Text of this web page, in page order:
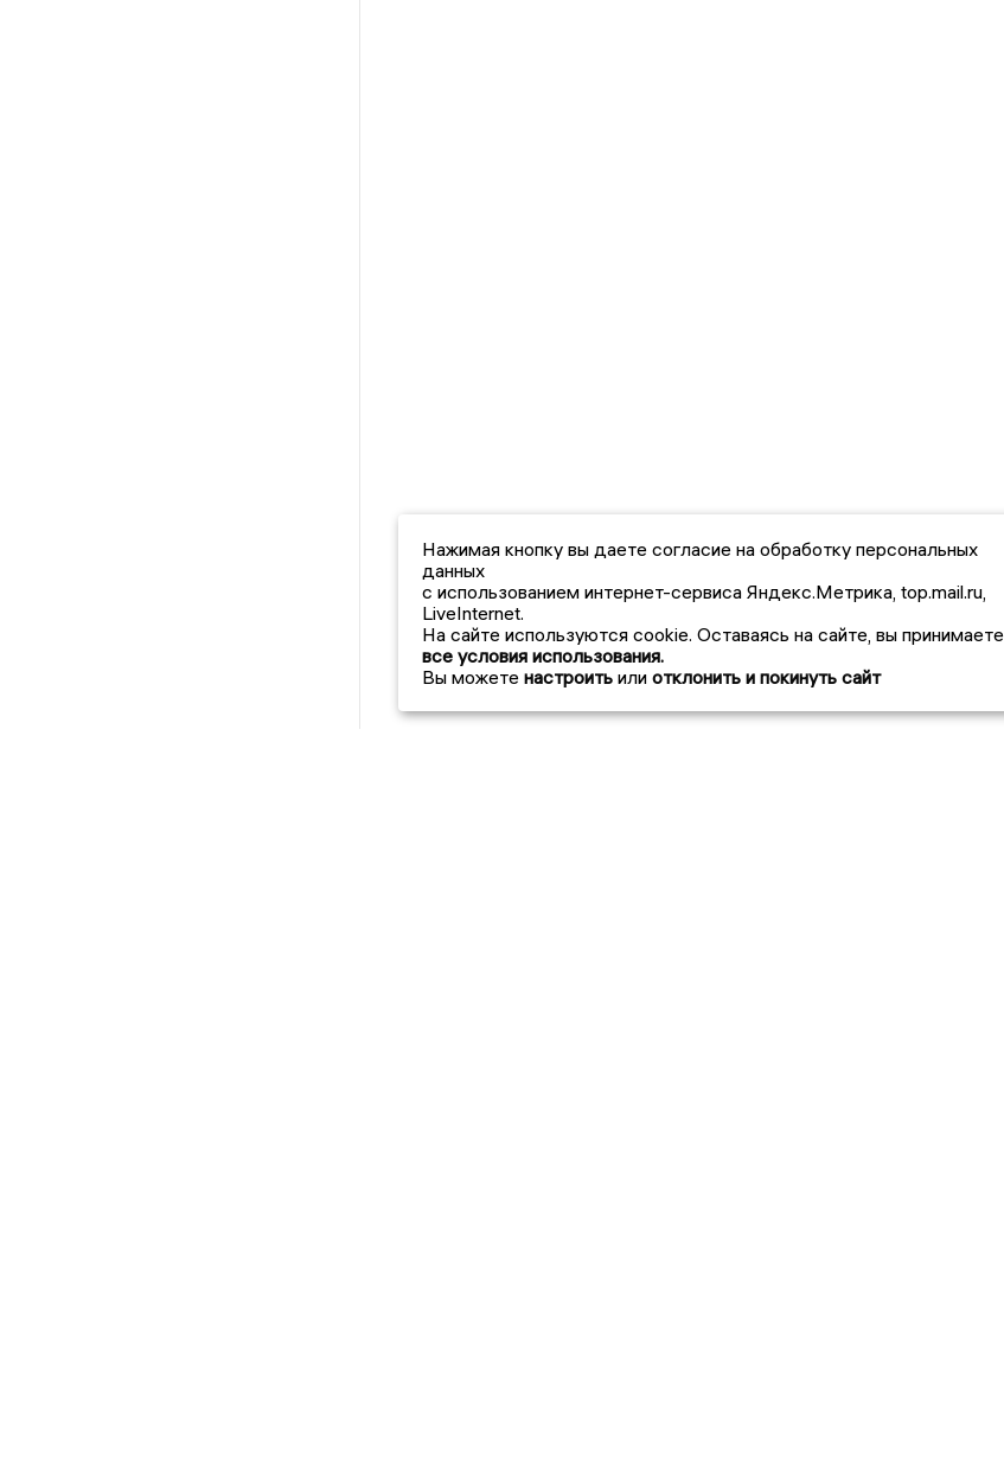
Нажимая кнопку вы даете согласие на обработку персональных
данных
с использованием интернет-сервиса Яндекс.Метрика, top.mail.ru,
LiveInternet.
На сайте используются cookie. Оставаясь на сайте, вы принимаете
все условия использования.
Вы можете настроить или отклонить и покинуть сайт